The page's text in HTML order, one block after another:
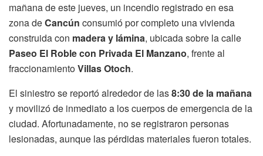
mañana de este jueves, un incendio registrado en esa
zona deCancún consumió por completo una vivienda
construida con madera y lámina, ubicada sobre la calle
Paseo El Roble con Privada El Manzano, frente al
fraccionamientoVillas Otoch.
El siniestro se reportó alrededor de las8:30 de la mañana
y movilizó de inmediato a los cuerpos de emergencia de la
ciudad. Afortunadamente, no se registraron personas
lesionadas, aunque las pérdidas materiales fueron totales.